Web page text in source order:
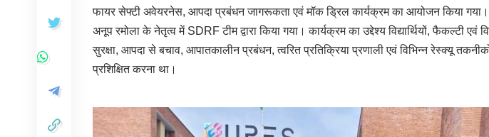
फायर सेफ्टी अवेयरनेस, आपदा प्रबंधन जागरूकता एवं मॉक ड्रिल कार्यक्रम का आयोजन किया
अनूप रमोला के नेतृत्व में SDRF टीम द्वारा किया गया। कार्यक्रम का उद्देश्य विद्यार्थियों, फैकल्टी एवं
सुरक्षा, आपदा से बचाव, आपातकालीन प्रबंधन, त्वरित प्रतिक्रिया प्रणाली एवं विभिन्न रेस्क्यू
प्रशिक्षित करना था।